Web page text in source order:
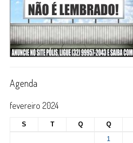
Agenda
fevereiro 2024
S T Q Q
1